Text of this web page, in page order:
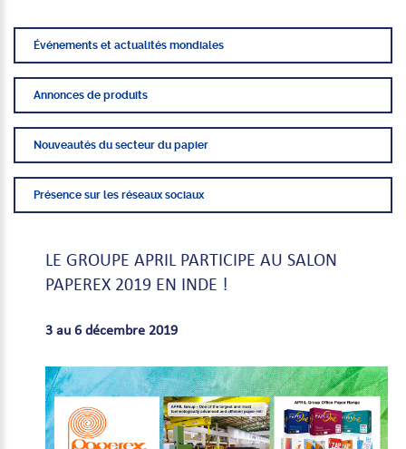
Événements et actualités mondiales
Annonces de produits
Nouveautés du secteur du papier
Présence sur les réseaux sociaux
LE GROUPE APRIL PARTICIPE AU SALON
PAPEREX 2019 EN INDE !
3 au 6 décembre 2019